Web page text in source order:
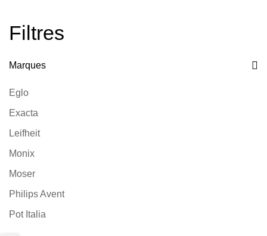
Filtres
Marques
Eglo
Exacta
Leifheit
Monix
Moser
Philips Avent
Pot Italia